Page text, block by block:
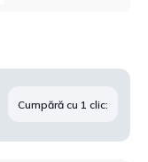
Cumpără cu 1 clic: